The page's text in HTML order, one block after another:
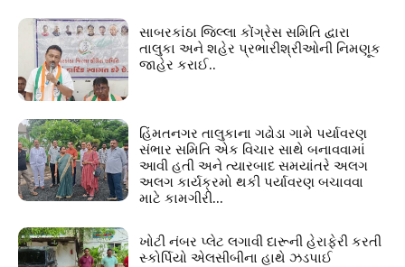
સાબરકાંઠા જિલ્લા કોંગ્રેસ સમિતિ દ્વારા
તાલુકા અને શહેર પ્રભારીશ્રીઓની નિમણૂક
જાહેર કરાઈ..
હિંમતનગર તાલુકાના ગઢોડા ગામે પર્યાવરણ
સંભાર સમિતિ એક વિચાર સાથે બનાવવામાં
આવી હતી અને ત્યારબાદ સમયાંતરે અલગ
અલગ કાર્યક્રમો થકી પર્યાવરણ બચાવવા
માટે કામગીરી...
ખોટી નંબર પ્લેટ લગાવી દારૂની હેરાફેરી કરતી
સ્કોર્પિયો એલસીબીના હાથે ઝડપાઈ